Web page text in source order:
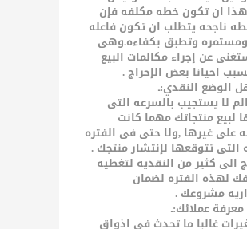
ان تكون خطه مكلفه فإن
ناجحه يتطلب ان تكون فاعله
ومستمره وتطبق بكفاءه.وهى
عن إجراء مكالمات البيع
احيانا بعض الإحراج .
لا يستجيب بالسرعه التى
لبيع منتجاتك مهما كانت
على غيرها ,ولا حتى فى الفتره
التى تتوقعها لإنتشار منتجك .
الى كثير من النقديه لتغطيه
لهذه الفتره لضمان
مشروعك .
غالبا ما تحدث فى اذواق